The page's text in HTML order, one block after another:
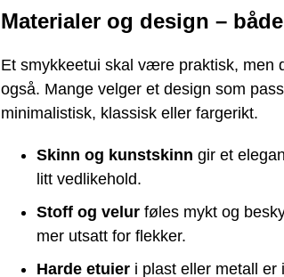
Materialer og design –
Et smykkeetui skal være praktisk, men
også. Mange velger et design som
minimalistisk, klassisk eller fargerikt.
Skinn og kunstskinn gir et
litt vedlikehold.
Stoff og velur føles mykt og
mer utsatt for flekker.
Harde etuier i plast eller metall er